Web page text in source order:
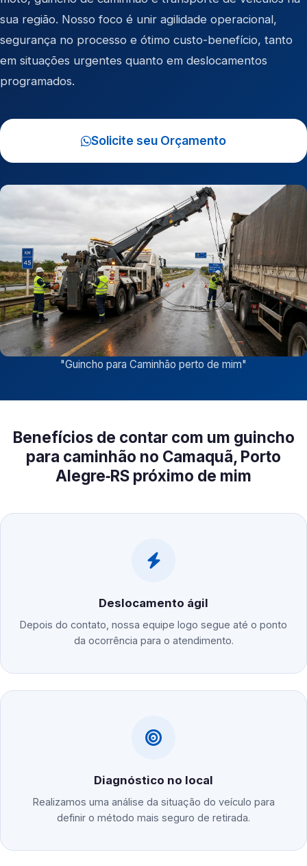
sua região. Nosso foco é unir agilidade operacional,
segurança no processo e ótimo custo-benefício, tanto
em situações urgentes quanto em deslocamentos
programados.
Solicite seu Orçamento
"Guincho para Caminhão perto de mim"
Benefícios de contar com um guincho
para caminhão no Camaquã, Porto
Alegre‑RS próximo de mim
Deslocamento ágil
Depois do contato, nossa equipe logo segue até o ponto
da ocorrência para o atendimento.
Diagnóstico no local
Realizamos uma análise da situação do veículo para
definir o método mais seguro de retirada.